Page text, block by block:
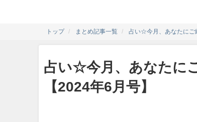
トップ まとめ記事一覧 占い☆今月、あなたにご
占い☆今月、あなたに
【2024年6月号】